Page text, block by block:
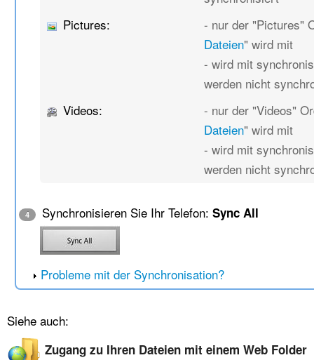
Pictures:
- nur der "Pictures"
Dateien" wird mit
- wird mit
werden nicht
Videos:
- nur der "Videos"
Dateien" wird mit
- wird mit
werden nicht
4 Synchronisieren Sie Ihr Telefon:Sync All
Probleme mit der Synchronisation?
Siehe auch:
Zugang zu Ihren Dateien mit einem Web Folder